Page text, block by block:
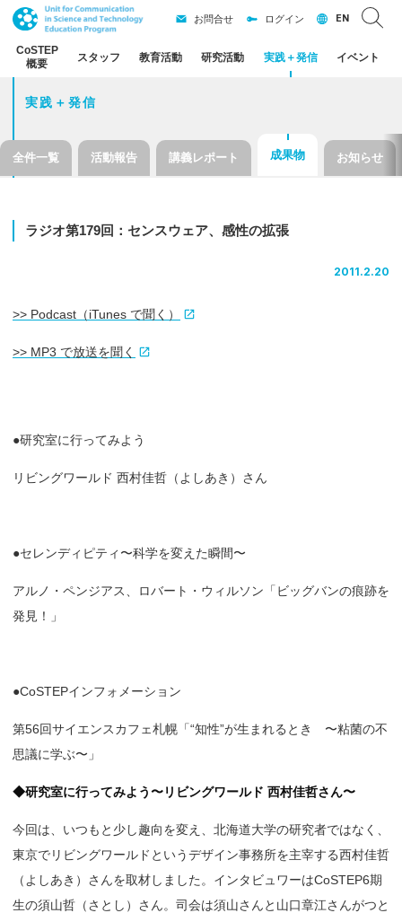
CoSTEP
概要
スタッフ 教育活動 研究活動 実践＋発信 イベント
お問合せ ログイン EN
実践＋発信
全件一覧 活動報告 講義レポート 成果物 お知らせ
ラジオ第179回： センスウェア、 感性の拡張
2011.2.20
>> Podcast（iTunes で聞く）
>> MP3 で放送を聞く
●研究室に行ってみよう
リビングワールド 西村佳哲（よしあき）さん
●セレンディピティ〜科学を変えた瞬間〜
アルノ・ペンジアス、ロバート・ウィルソン「ビッグバンの痕跡を
発見！」
●CoSTEPインフォメーション
第56回サイエンスカフェ札幌「“知性”が生まれるとき 〜粘菌の不
思議に学ぶ〜」
◆研究室に行ってみよう〜リビングワールド 西村佳哲さん〜
今回は、いつもと少し趣向を変え、北海道大学の研究者ではなく、
東京でリビングワールドというデザイン事務所を主宰する西村佳哲
（よしあき）さんを取材しました。インタビュワーはCoSTEP6期
生の須山哲（さとし）さん。司会は須山さんと山口章江さんがつと